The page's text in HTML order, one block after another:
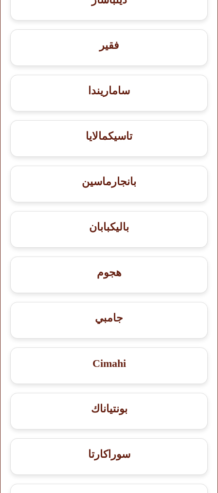
فقير
ساماريندا
تاسيكمالايا
بانجارماسين
باليكبابان
هجوم
جامبي
Cimahi
بونتياناك
سوراكارتا